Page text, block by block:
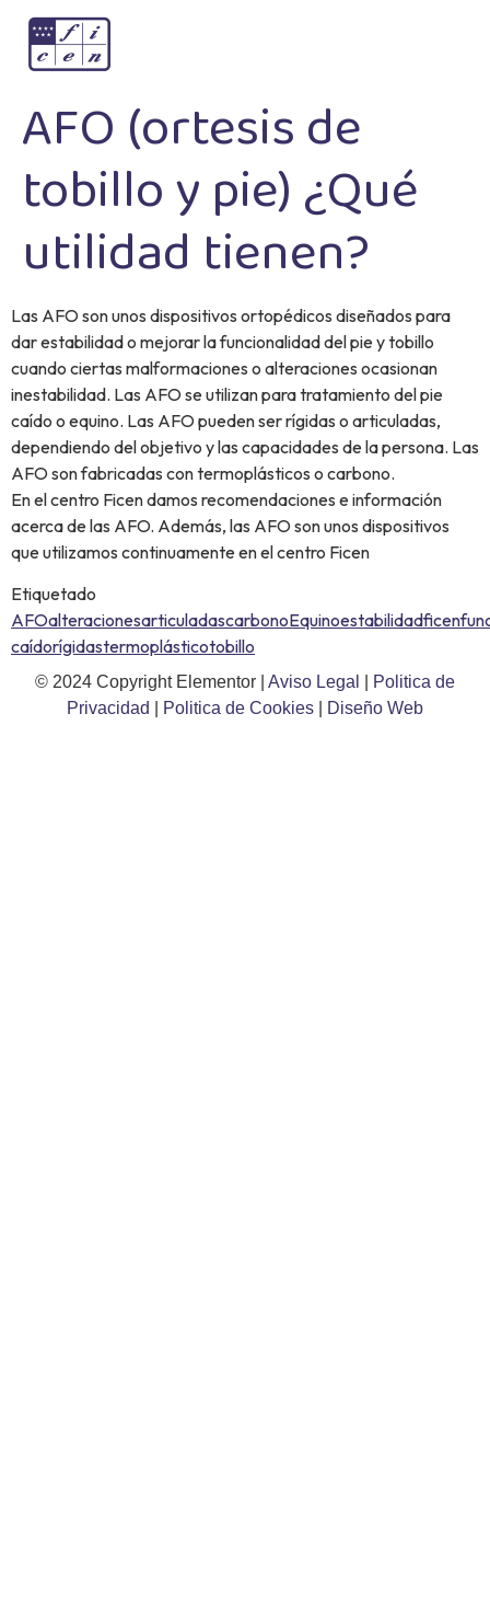
AFO (ortesis de
tobillo y pie) ¿Qué
utilidad tienen?
Las AFO son unos dispositivos ortopédicos diseñados para
dar estabilidad o mejorar la funcionalidad del pie y tobillo
cuando ciertas malformaciones o alteraciones ocasionan
inestabilidad. Las AFO se utilizan para tratamiento del pie
caído o equino. Las AFO pueden ser rígidas o articuladas,
dependiendo del objetivo y las capacidades de la persona. Las
AFO son fabricadas con termoplásticos o carbono.
En el centro Ficen damos recomendaciones e información
acerca de las AFO. Además, las AFO son unos dispositivos
que utilizamos continuamente en el centro Ficen
Etiquetado
AFOalteracionesarticuladascarbonoEquinoestabilidadficen
caídorígidastermoplásticotobillo
© 2024 Copyright Elementor | Aviso Legal
Politica de
Privacidad
Politica de Cookies Diseño Web